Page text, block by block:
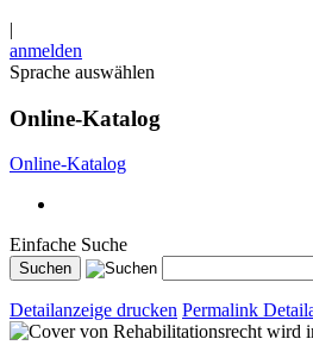
|
anmelden
Sprache auswählen
Online-Katalog
Online-Katalog
Einfache Suche
Detailanzeige drucken Permalink
wird